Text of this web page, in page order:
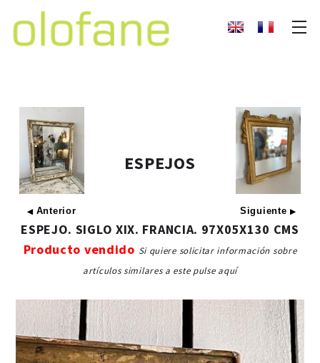
◀ Anterior
ESPEJOS
Siguiente▶
ESPEJO. SIGLO XIX. FRANCIA. 97X05X130 CMS
Producto vendido Si quiere solicitar información sobre
artículos similares a este pulse aquí